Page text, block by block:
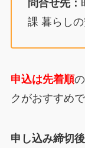
問合せ先：
課 暮らし
申込は先着順
クがおすすめで
申し込み締切